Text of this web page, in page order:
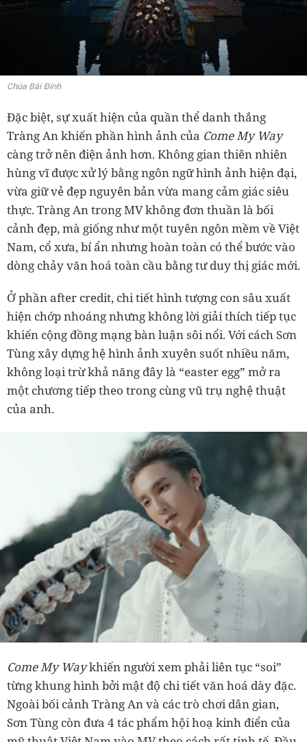
Chùa Bái Đính
Đặc biệt, sự xuất hiện của quần thể danh thắng
Tràng An khiến phần hình ảnh của Come My Way
càng trở nên điện ảnh hơn. Không gian thiên nhiên
hùng vĩ được xử lý bằng ngôn ngữ hình ảnh hiện đại,
vừa giữ vẻ đẹp nguyên bản vừa mang cảm giác siêu
thực. Tràng An trong MV không đơn thuần là bối
cảnh đẹp, mà giống như một tuyên ngôn mềm về Việt
Nam, cổ xưa, bí ẩn nhưng hoàn toàn có thể bước vào
dòng chảy văn hoá toàn cầu bằng tư duy thị giác mới.
Ở phần after credit, chi tiết hình tượng con sâu xuất
hiện chớp nhoáng nhưng không lời giải thích tiếp tục
khiến cộng đồng mạng bàn luận sôi nổi. Với cách Sơn
Tùng xây dựng hệ hình ảnh xuyên suốt nhiều năm,
không loại trừ khả năng đây là “easter egg” mở ra
một chương tiếp theo trong cùng vũ trụ nghệ thuật
của anh.
Come My Waykhiến người xem phải liên tục “soi”
từng khung hình bởi mật độ chi tiết văn hoá dày đặc.
Ngoài bối cảnh Tràng An và các trò chơi dân gian,
Sơn Tùng còn đưa 4 tác phẩm hội hoạ kinh điển của